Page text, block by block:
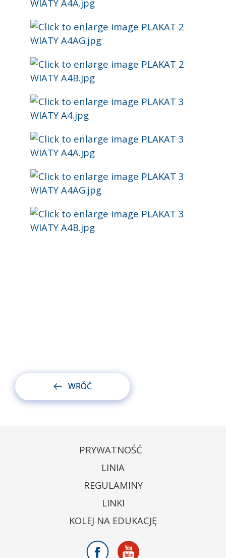
WRÓĆ
PRYWATNOŚĆ
LINIA
REGULAMINY
LINKI
KOLEJ NA EDUKACJĘ
Facebook
Youtube